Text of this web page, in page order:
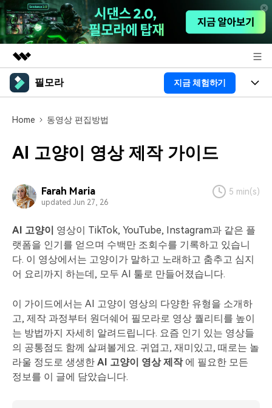
주요 제품
유틸리티
솔루션
회사 소개
플랜 및 가격
도움말 센터
필모라 지금 체험하기
AI 꿀팁
동영상 편집하기
도움말 센터
고객 지원
핫한 콘텐츠
필모라 정보
더 알아보기
가격 로그인
검색
Home 동영상 편집방법
AI 고양이 영상 제작 가이드
Farah Maria
updated Jun 27, 26
5 min(s)
AI 고양이 영상이 TikTok, YouTube, Instagram과 같은 플
랫폼을 인기를 얻으며 수백만 조회수를 기록하고 있습니
다. 이 영상에서는 고양이가 말하고 노래하고 춤추고 심지
어 요리까지 하는데, 모두 AI 툴로 만들어졌습니다.
이 가이드에서는 AI 고양이 영상의 다양한 유형을 소개하
고, 제작 과정부터 원더쉐어 필모라로 영상 퀄리티를 높이
는 방법까지 자세히 알려드립니다. 요즘 인기 있는 영상들
의 공통점도 함께 살펴볼게요. 귀엽고, 재미있고, 때로는 놀
라울 정도로 생생한 AI 고양이 영상 제작에 필요한 모든
정보를 이 글에 담았습니다.